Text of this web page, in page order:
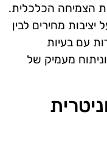
הצמיחה הכלכלית.
יציבות מחירים לבין
עם בעיות
מעמיק של